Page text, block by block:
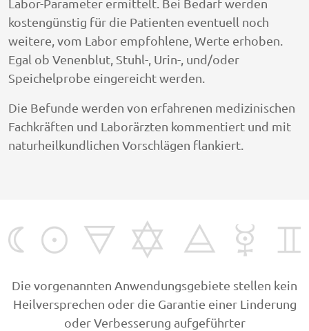
kostengünstig für die Patienten eventuell noch
weitere, vom Labor empfohlene, Werte erhoben.
Egal ob Venenblut, Stuhl-, Urin-, und/oder
Speichelprobe eingereicht werden.
Die Befunde werden von erfahrenen medizinischen
Fachkräften und Laborärzten kommentiert und mit
naturheilkundlichen Vorschlägen flankiert.
Die vorgenannten Anwendungsgebiete stellen kein
Heilversprechen oder die Garantie einer Linderung
oder Verbesserung aufgeführter